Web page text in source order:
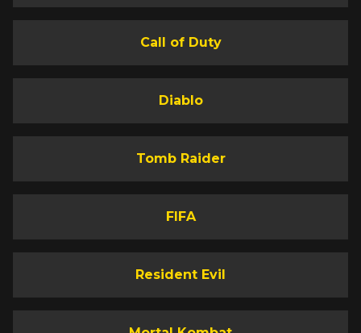
Call of Duty
Diablo
Tomb Raider
FIFA
Resident Evil